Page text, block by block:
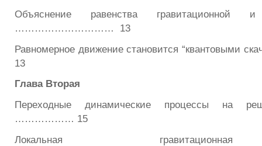
Объяснение равенства гравитационной
………………………… 13
Равномерное движение становится “квантовыми
13
Глава Вторая
Переходные динамические процессы на
……………… 15
Локальная